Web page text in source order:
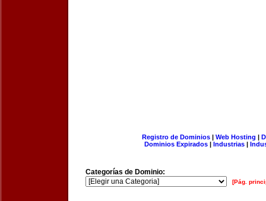
Registro de Dominios| Web Hosting |
Dominios Expirados | Industrias |
Categorías de Dominio:
[Pág.